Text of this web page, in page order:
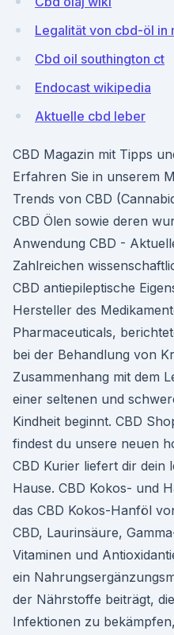
Legalität von cbd-öl in
Cbd oil southington ct
Endocast wikipedia
Aktuelle cbd leber
CBD Magazin mit Tipps
Erfahren Sie in unserem
Trends von CBD
CBD Ölen sowie deren
Anwendung CBD -
Zahlreichen
CBD antiepileptische
Hersteller des
Pharmaceuticals,
bei der Behandlung von
Zusammenhang mit dem
einer seltenen und
Kindheit beginnt. CBD
findest du unsere neuen
CBD Kurier liefert dir dein
Hause. CBD Kokos- und
das CBD Kokos-Hanföl
CBD, Laurinsäure,
Vitaminen und
ein
der Nährstoffe beiträgt,
Infektionen zu